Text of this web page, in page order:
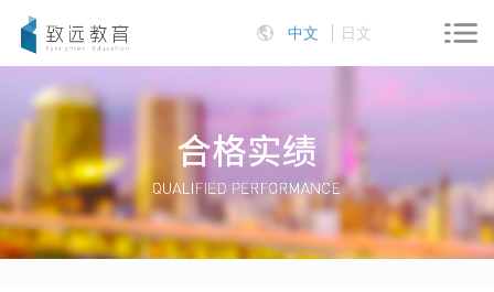
中文 日文